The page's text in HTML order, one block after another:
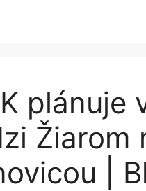
plánuje
Žiarom
|